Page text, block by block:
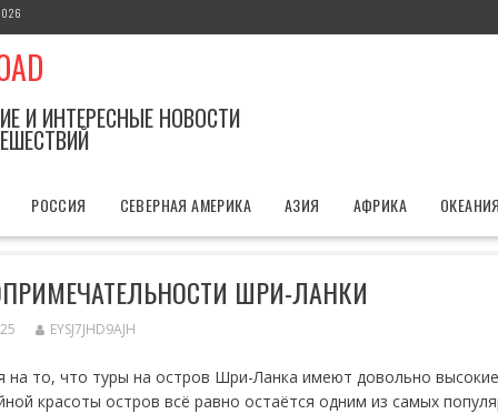
И ИНТЕРЕСНЫЕ НОВОСТИ
РОССИЯ СЕВЕРНАЯ АМЕРИКА АЗИЯ АФРИКА ОКЕАНИЯ
ШРИ-ЛАНКИ
EYSJ7JHD9AJH
на то, что туры на остров Шри-Ланка имеют довольно
красоты остров всё равно остаётся одним из самых